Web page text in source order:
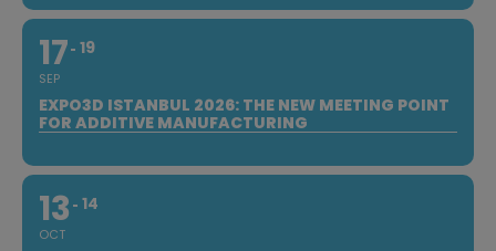
17
SEP
19
EXPO3D ISTANBUL 2026: THE NEW MEETING POINT
FOR ADDITIVE MANUFACTURING
13
OCT
14